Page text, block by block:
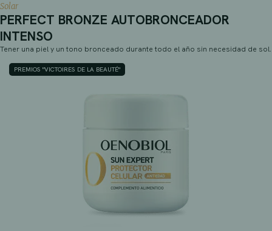
Solar
PERFECT BRONZE AUTOBRONCEADOR
INTENSO
Tener una piel y un tono bronceado durante todo el año sin necesidad de sol.
PREMIOS "VICTOIRES DE LA BEAUTÉ"